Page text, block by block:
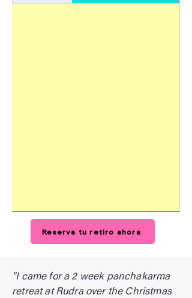
Reserva tu retiro ahora
"I came for a 2 week panchakarma
retreat at Rudra over the Christmas